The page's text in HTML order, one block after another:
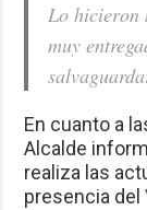
Lo hicieron
muy
En cuanto a
Alcalde
realiza las
presencia del